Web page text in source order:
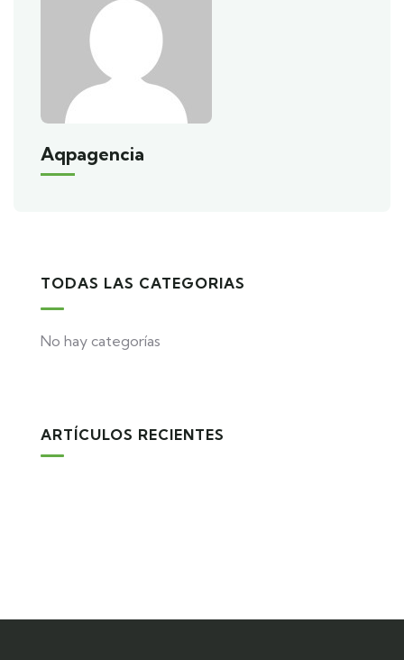
Aqpagencia
TODAS LAS CATEGORIAS
No hay categorías
ARTÍCULOS RECIENTES